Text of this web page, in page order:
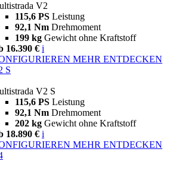
V2
115,6 PS Leistung
92,1 Nm Drehmoment
199 kg Gewicht ohne Kraftstoff
16.390 € i
MEHR ENTDECKEN
S
V2 S
115,6 PS Leistung
92,1 Nm Drehmoment
202 kg Gewicht ohne Kraftstoff
18.890 € i
MEHR ENTDECKEN